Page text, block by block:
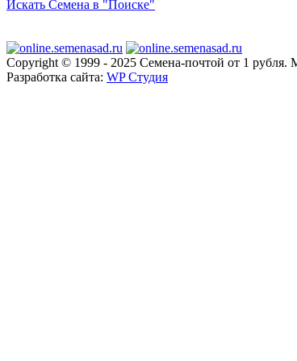
Искать Семена в "Поиске"
Copyright © 1999 - 2025 Семена-почтой от 1 рубля.
Разработка сайта: WP Студия